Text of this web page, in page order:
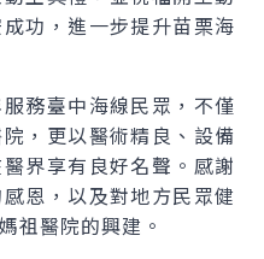
功，進一步提升苗栗海
務臺中海線民眾，不僅
，更以醫術精良、設備
界享有良好名聲。感謝
恩，以及對地方民眾健
祖醫院的興建。